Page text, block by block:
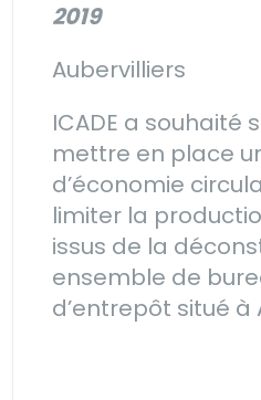
2019
Aubervilliers
ICADE a souhaité
mettre en place
d’économie
limiter la
issus de la
ensemble de
d’entrepôt situé à